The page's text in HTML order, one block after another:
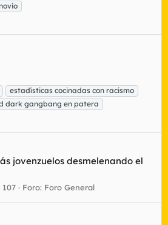
estadísticas cocinadas con racismo
dark gangbang en patera
jovenzuelos desmelenando el
107 Foro: Foro General